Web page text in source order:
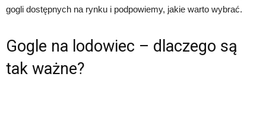
gogli dostępnych na rynku i podpowiemy, jakie warto wybrać.
Gogle na lodowiec – dlaczego są
tak ważne?